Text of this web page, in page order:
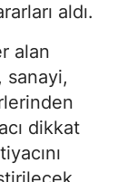
aldı.
alan
sanayi,
dikkat